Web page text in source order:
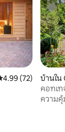
แนนเฉลี่ย 4.99 จา
4.99 (72)
บ้านใน
คอทเ
เดิลฮอ
ความคุ้